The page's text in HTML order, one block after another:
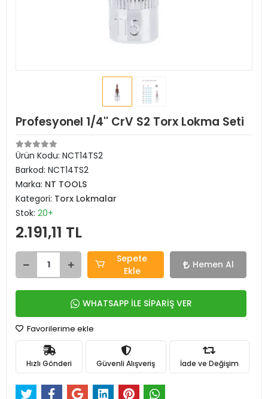
Profesyonel 1/4'' CrV S2 Torx Lokma Seti
Ürün Kodu: NCT14TS2
Barkod: NCT14TS2
Marka: NT TOOLS
Kategori: Torx Lokmalar
Stok: 20+
2.191,11 TL
Sepete
Ekle
Hemen Al
WHATSAPP İLE SİPARİŞ VER
Favorilerime ekle
Hızlı Gönderi Güvenli Alışveriş İade ve Değişim